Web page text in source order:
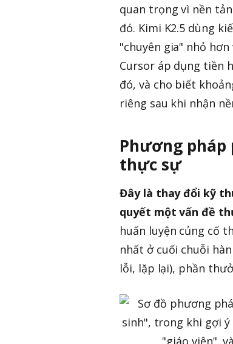
quan trọng vì nền
đó. Kimi K2.5 dùng
"chuyên gia" nhỏ
Cursor áp dụng tiền
đó, và cho biết
riêng sau khi nhận
Phương pháp
thực sự
Đây là thay đổi kỹ
quyết một vấn đề
huấn luyện củng cố
nhất ở cuối chuỗi
lỗi, lặp lại), phần